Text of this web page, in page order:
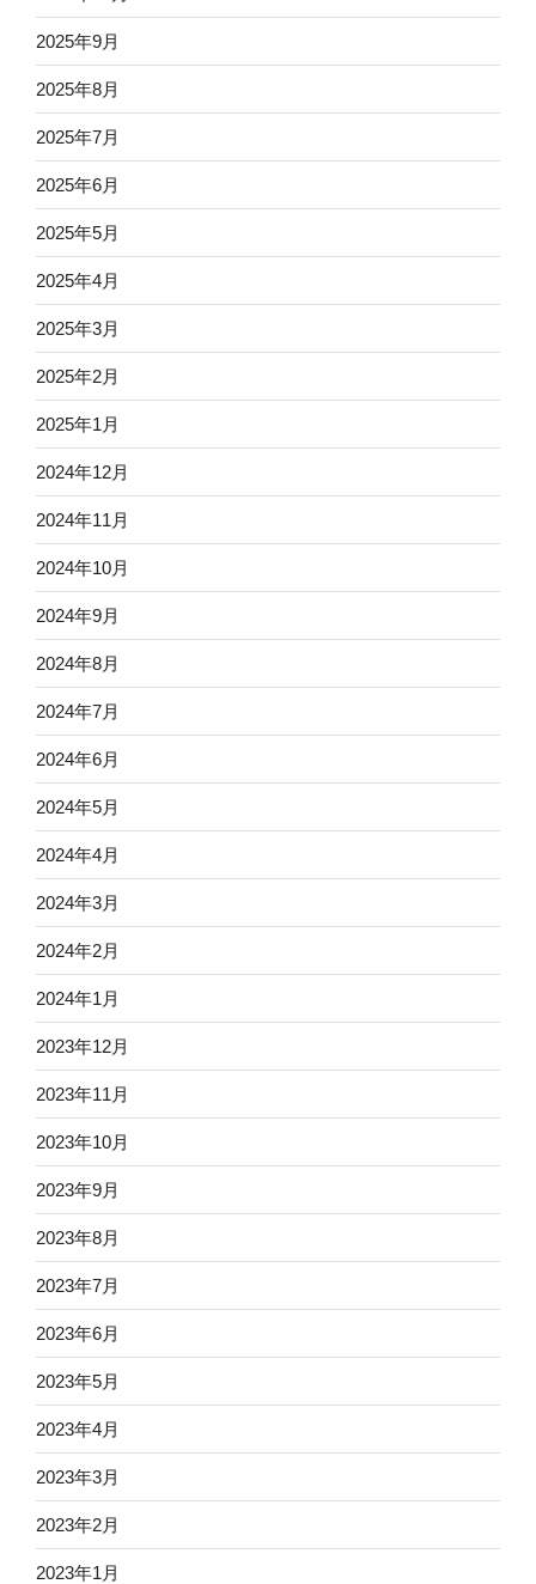
2025年9月
2025年8月
2025年7月
2025年6月
2025年5月
2025年4月
2025年3月
2025年2月
2025年1月
2024年12月
2024年11月
2024年10月
2024年9月
2024年8月
2024年7月
2024年6月
2024年5月
2024年4月
2024年3月
2024年2月
2024年1月
2023年12月
2023年11月
2023年10月
2023年9月
2023年8月
2023年7月
2023年6月
2023年5月
2023年4月
2023年3月
2023年2月
2023年1月